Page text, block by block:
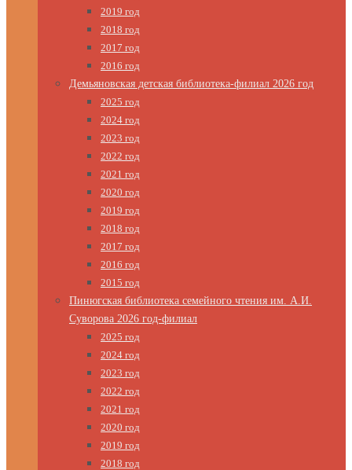
2019 год
2018 год
2017 год
2016 год
Демьяновская детская библиотека-филиал 2026 год
2025 год
2024 год
2023 год
2022 год
2021 год
2020 год
2019 год
2018 год
2017 год
2016 год
2015 год
Пинюгская библиотека семейного чтения им. А.И.
Суворова 2026 год-филиал
2025 год
2024 год
2023 год
2022 год
2021 год
2020 год
2019 год
2018 год